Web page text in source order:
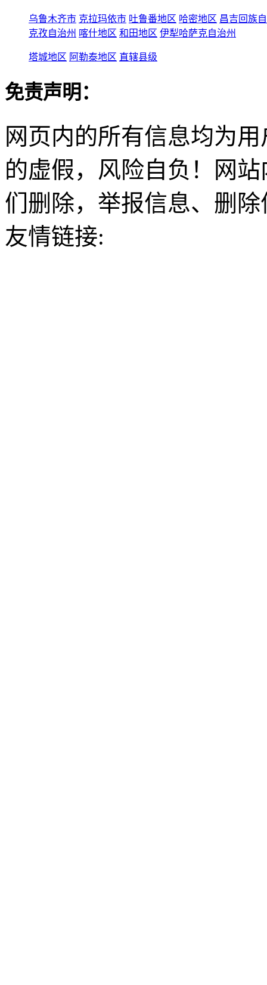
乌鲁木齐市 克拉玛依市 吐鲁番地区 哈密地区 昌吉回族
克孜自治州 喀什地区 和田地区 伊犁哈萨克自治州
塔城地区 阿勒泰地区 直辖县级
免责声明：
网页内的所有信息均为
的虚假，风险自负！网
们删除，举报信息、删
友情链接: